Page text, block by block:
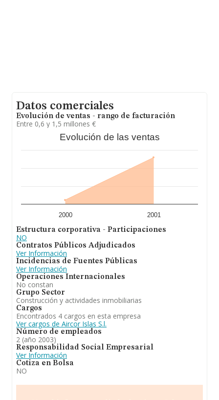
Datos comerciales
Evolución de ventas - rango de facturación
Entre 0,6 y 1,5 millones €
Evolución de las ventas
2000 2001
Estructura corporativa - Participaciones
NO
Contratos Públicos Adjudicados
Ver Información
Incidencias de Fuentes Públicas
Ver Información
Operaciones Internacionales
No constan
Grupo Sector
Construcción y actividades inmobiliarias
Cargos
Encontrados 4 cargos en esta empresa
Ver cargos de Aircor Islas S.l.
Número de empleados
2 (año 2003)
Responsabilidad Social Empresarial
Ver Información
Cotiza en Bolsa
NO